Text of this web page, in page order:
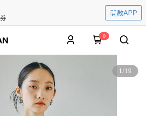
開啟APP
0
1/19